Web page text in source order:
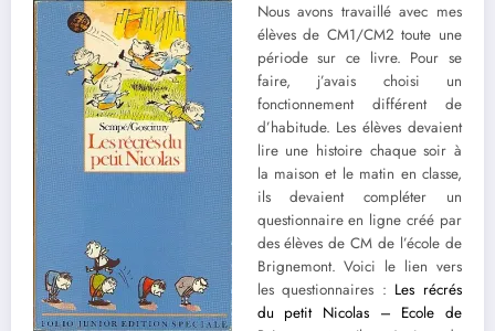
Nous avons travaillé avec mes
élèves de CM1/CM2 toute une
période sur ce livre. Pour se
faire, j’avais choisi un
fonctionnement différent de
d’habitude. Les élèves devaient
lire une histoire chaque soir à
la maison et le matin en classe,
ils devaient compléter un
questionnaire en ligne créé par
des élèves de CM de l’école de
Brignemont. Voici le lien vers
les questionnaires : Les récrés
du petit Nicolas – Ecole de